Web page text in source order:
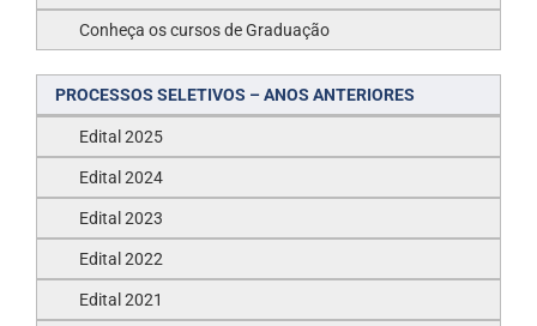
Conheça os cursos de Graduação
PROCESSOS SELETIVOS – ANOS ANTERIORES
Edital 2025
Edital 2024
Edital 2023
Edital 2022
Edital 2021